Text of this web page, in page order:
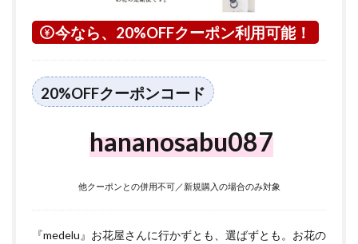
つい
今なら、20%OFFクーポン利用可能！
20%OFFクーポンコード
hananosabu087
他クーポンとの併用不可／新規購入の場合のみ対象
『medelu』お花屋さんに行かずとも、選ばずとも。お花の